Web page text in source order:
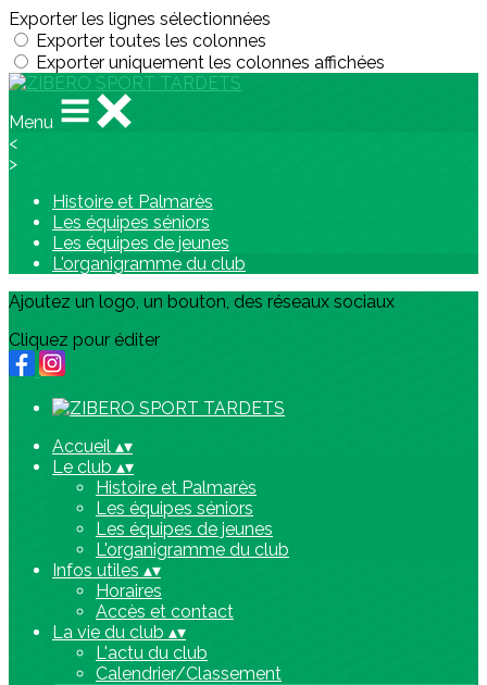
Exporter les lignes sélectionnées
Exporter toutes les colonnes
Exporter uniquement les colonnes affichées
Menu
<
>
Histoire et Palmarès
Les équipes séniors
Les équipes de jeunes
L'organigramme du club
Ajoutez un logo, un bouton, des réseaux sociaux
Cliquez pour éditer
Accueil ▴▾
Le club ▴▾
Histoire et Palmarès
Les équipes séniors
Les équipes de jeunes
L'organigramme du club
Infos utiles ▴▾
Horaires
Accès et contact
La vie du club ▴▾
L'actu du club
Calendrier/Classement